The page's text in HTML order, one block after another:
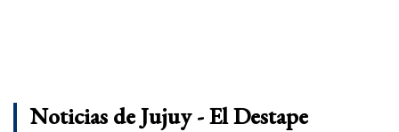
Noticias de Jujuy - El Destape